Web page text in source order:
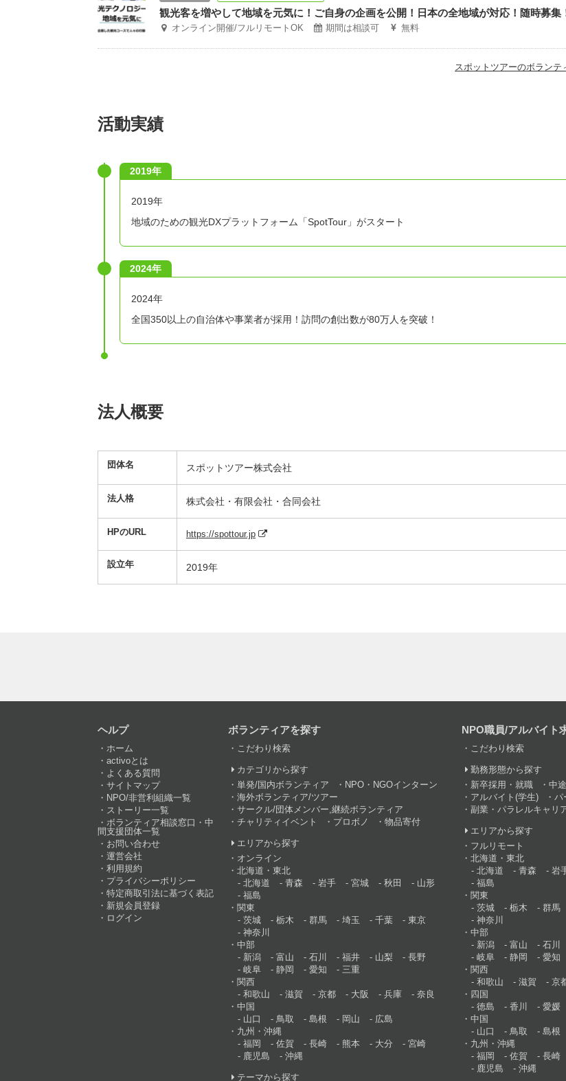
観光客を増やして地域を元気に！ご自身の企画を公開！日本の全地域が対応！随時募集
オンライン開催/フルリモートOK 期間は相談可 無料
スポットツアーのボランテ
活動実績
2019年
2019年
地域のための観光DXプラットフォーム「SpotTour」がスタート
2024年
2024年
全国350以上の自治体や事業者が採用！訪問の創出数が80万人を突破！
法人概要
団体名 スポットツアー株式会社
法人格 株式会社・有限会社・合同会社
HPのURL https://spottour.jp
設立年 2019年
ヘルプ
ホーム
activoとは
よくある質問
サイトマップ
NPO/非営利組織一覧
ストーリー一覧
ボランティア相談窓口・中
間支援団体一覧
お問い合わせ
運営会社
利用規約
プライバシーポリシー
特定商取引法に基づく表記
新規会員登録
ログイン
ボランティアを探す
こだわり検索
カテゴリから探す
単発/国内ボランティア
NPO・NGOインターン
海外ボランティア/ツアー
サークル/団体メンバー,継続ボランティア
チャリティイベント
プロボノ 物品寄付
エリアから探す
オンライン
北海道・東北
北海道
青森 岩手 宮城 秋田
山形
福島
関東
茨城
栃木 群馬 埼玉 千葉
東京
神奈川
中部
新潟
富山 石川 福井 山梨
長野
岐阜
静岡 愛知
三重
関西
和歌山
滋賀 京都 大阪 兵庫
奈良
中国
山口
鳥取 島根 岡山
広島
九州・沖縄
福岡
佐賀 長崎 熊本 大分
宮崎
鹿児島
沖縄
テーマから探す
NPO職員/アルバイト
こだわり検索
勤務形態から探す
新卒採用・就職
中
アルバイト(学生)
パ
副業・パラレルキャリ
エリアから探す
フルリモート
北海道・東北
北海道
青森 岩
福島
関東
茨城
栃木 群馬
神奈川
中部
新潟
富山 石川
岐阜
静岡 愛知
関西
和歌山
滋賀 京
四国
徳島
香川 愛媛
中国
山口
鳥取 島根
九州・沖縄
福岡
佐賀 長崎
鹿児島
沖縄